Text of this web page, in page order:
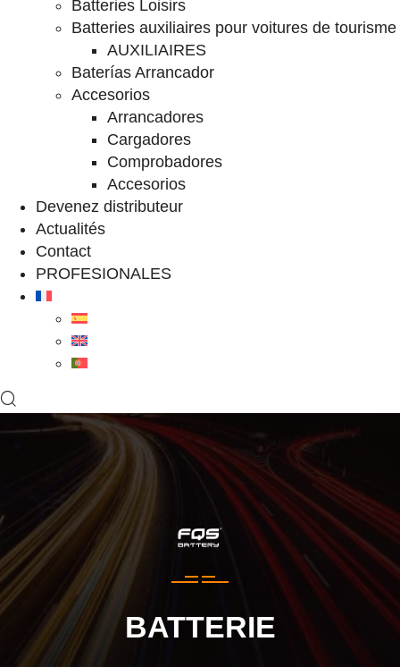
Batteries Loisirs
Batteries auxiliaires pour voitures de tourisme
AUXILIAIRES
Baterías Arrancador
Accesorios
Arrancadores
Cargadores
Comprobadores
Accesorios
Devenez distributeur
Actualités
Contact
PROFESIONALES
BATTERIE